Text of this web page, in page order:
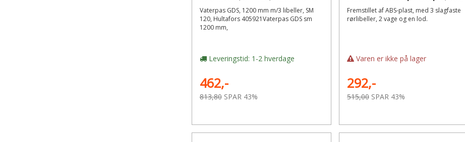
Vaterpas GDS, 1200 mm m/3 libeller, SM
120, Hultafors 405921Vaterpas GDS sm
1200 mm,
Leveringstid: 1-2 hverdage
462,-
813,80 SPAR 43%
Fremstillet af ABS-plast, med 3 slagfaste
rørlibeller, 2 vage og en lod.
Varen er ikke på lager
292,-
515,00 SPAR 43%